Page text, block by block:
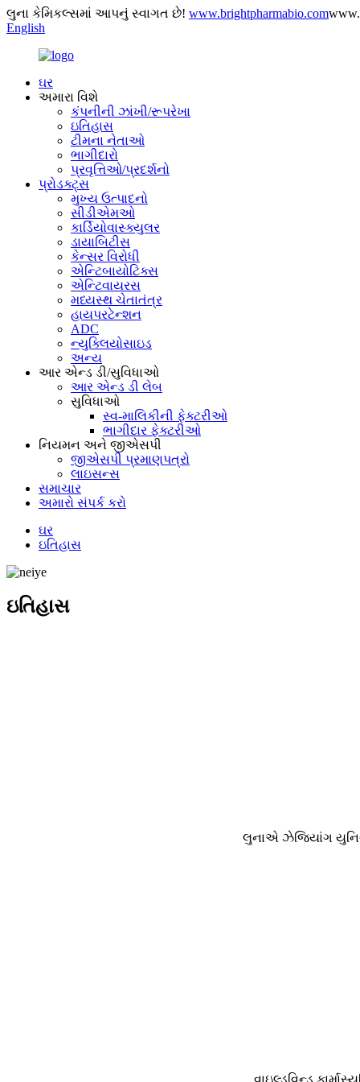
લુના કેમિકલ્સમાં આપનું સ્વાગત છે! www.brightpharmabio.com
English
ઘર
અમારા વિશે
કંપનીની ઝાંખી/રૂપરેખા
ઇતિહાસ
ટીમના નેતાઓ
ભાગીદારો
પ્રવૃત્તિઓ/પ્રદર્શનો
પ્રોડક્ટ્સ
મુખ્ય ઉત્પાદનો
સીડીએમઓ
કાર્ડિયોવાસ્ક્યુલર
ડાયાબિટીસ
કેન્સર વિરોધી
એન્ટિબાયોટિક્સ
એન્ટિવાયરસ
મધ્યસ્થ ચેતાતંત્ર
હાયપરટેન્શન
ADC
ન્યુક્લિયોસાઇડ
અન્ય
આર એન્ડ ડી/સુવિધાઓ
આર એન્ડ ડી લેબ
સુવિધાઓ
સ્વ-માલિકીની ફેક્ટરીઓ
ભાગીદાર ફેક્ટરીઓ
નિયમન અને જીએસપી
જીએસપી પ્રમાણપત્રો
લાઇસન્સ
સમાચાર
અમારો સંપર્ક કરો
ઘર
ઇતિહાસ
ઇતિહાસ
લુનાએ ઝેજિયાંગ
વાઇલ્ડવિન્ડ